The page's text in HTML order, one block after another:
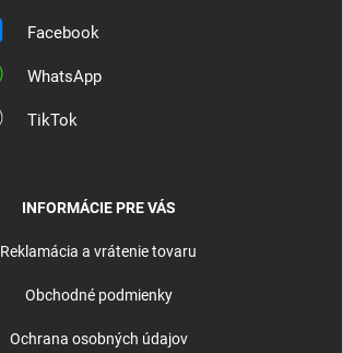
Facebook
WhatsApp
TikTok
INFORMÁCIE PRE VÁS
Reklamácia a vrátenie tovaru
Obchodné podmienky
Ochrana osobných údajov